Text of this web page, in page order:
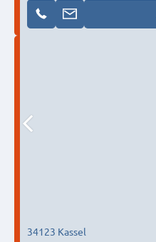
34123 Kassel